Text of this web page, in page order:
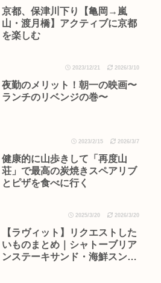
京都、保津川下り【亀岡→嵐
山・渡月橋】アクティブに京都
を楽しむ
2023/12/21 2026/3/10
夜勤のメリット！朝一の映画〜
ランチのリベンジの巻〜
2023/2/15 2026/3/7
健康的に山歩きして「再度山
荘」で最高の炭焼きスペアリブ
とピザを食べに行く
2025/3/20 2026/3/20
【ラヴィット】リクエストした
いものまとめ｜シャトーブリア
ンステーキサンド・海鮮スンド